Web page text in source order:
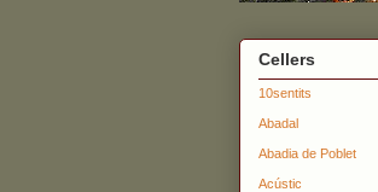
Cellers
10sentits
Abadal
Abadia de Poblet
Acústic